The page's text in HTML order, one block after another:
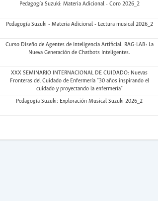
Pedagogía Suzuki: Materia Adicional - Coro 2026_2
Pedagogía Suzuki - Materia Adicional - Lectura musical 2026_2
Curso Diseño de Agentes de Inteligencia Artificial. RAG-LAB: La
Nueva Generación de Chatbots Inteligentes.
XXX SEMINARIO INTERNACIONAL DE CUIDADO: Nuevas
Fronteras del Cuidado de Enfermería "30 años inspirando el
cuidado y proyectando la enfermería"
Pedagogía Suzuki: Exploración Musical Suzuki 2026_2